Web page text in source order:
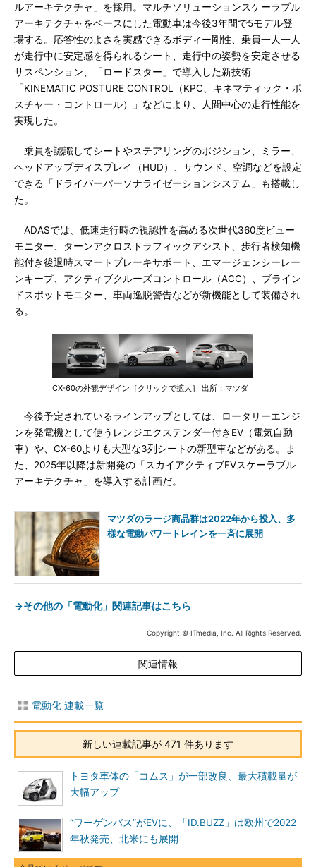
ルアーキテクチャ」を採用。マルチソリューションスケーラブル
アーキテクチャをベースにした電動車は今後3年間で5モデル登
場する。応答性のよさを実感できるボディー剛性、乗員一人一人
が走行中に安定感を得られるシート、走行中の姿勢を安定させる
サスペンション、「ロードスター」で導入した新技術
「KINEMATIC POSTURE CONTROL（KPC、キネマティック・ポ
スチャー・コントロール）」などにより、人間中心の走行性能を
実現した。
乗員を認識してシートやステアリングのポジション、ミラー、
ヘッドアップディスプレイ（HUD）、サウンド、空調などを設定
できる「ドライバーパーソナライゼーションシステム」も搭載し
た。
ADASでは、低速走行時の視認性を高める次世代360度ビュー
モニター、ターンアクロストラフィックアシスト、歩行者検知機
能付き後退時スマートブレーキサポート、エマージェンシーレー
ンキープ、アクティブクルーズコントロール（ACC）、ブライン
ドスポットモニター、車両逸脱警告などが新機能として装備され
る。
CX-60の外観デザイン［クリックで拡大］ 出所：マツダ
今後予定されているラインアップとしては、ロータリーエンジ
ンを発電機として使うレンジエクステンダー付きEV（電気自動
車）や、CX-60よりも大型な3列シートの新型車などがある。ま
た、2025年以降は新開発の「スカイアクティブEVスケーラブル
アーキテクチャ」を導入する計画だ。
マツダのラージ商品群は2022年から投入、多
様な電動パワートレインを一斉に展開
→その他の「電動化」関連記事はこちら
Copyright © ITmedia, Inc. All Rights Reserved.
関連情報
電動化 連載一覧
新しい連載記事が 471 件あります
トヨタ車体の「コムス」が一部改良、最大積載量が
大幅アップ
“ワーゲンバス”がEVに、「ID.BUZZ」は欧州で2022
年秋発売、北米にも展開